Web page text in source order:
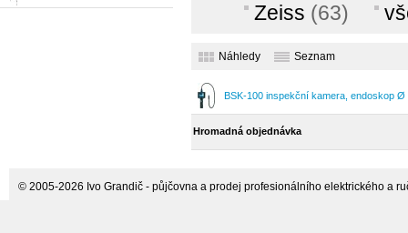
Zeiss (63)
Náhledy Seznam
BSK-100 inspekční kamera, endoskop Ø
Hromadná objednávka
© 2005-2026 Ivo Grandič - půjčovna a prodej profesionálního elektrického a